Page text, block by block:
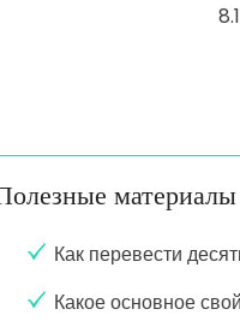
материалы
Как перевести
Какое основное